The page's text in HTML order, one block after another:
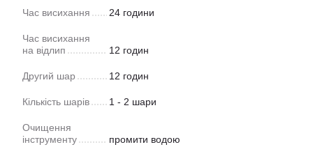
Час висихання 24 години
Час висихання
на відлип
12 годин
Другий шар 12 годин
Кількість шарів 1 - 2 шари
Очищення
інструменту
промити водою